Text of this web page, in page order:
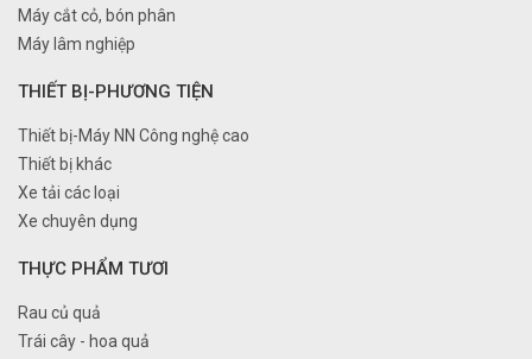
Máy cắt cỏ, bón phân
Máy lâm nghiệp
THIẾT BỊ-PHƯƠNG TIỆN
Thiết bị-Máy NN Công nghệ cao
Thiết bị khác
Xe tải các loại
Xe chuyên dụng
THỰC PHẨM TƯƠI
Rau củ quả
Trái cây - hoa quả